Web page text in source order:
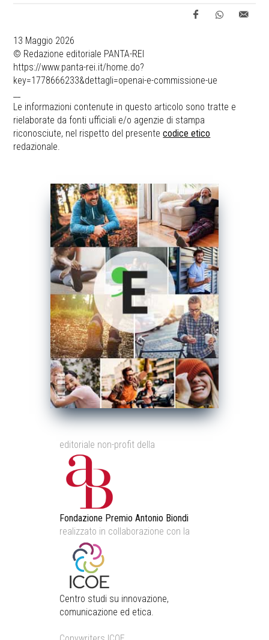
13 Maggio 2026
© Redazione editoriale PANTA-REI
https://www.panta-rei.it/home.do?
key=1778666233&dettagli=openai-e-commissione-ue
Le informazioni contenute in questo articolo sono tratte e
rielaborate da fonti ufficiali e/o agenzie di stampa
riconosciute, nel rispetto del presentecodice etico
redazionale.
editoriale non-profit della
Fondazione Premio Antonio Biondi
realizzato in collaborazione con la
Centro studi su innovazione,
comunicazione ed etica.